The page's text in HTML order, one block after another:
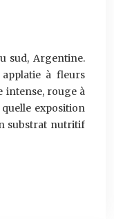
sud, Argentine.
à fleurs
intense, rouge à
exposition
substrat nutritif